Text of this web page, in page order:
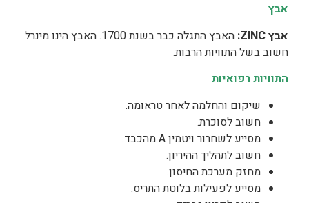
אבץ
אבץZINC
:
האבץ התגלה כבר בשנת 1700. האבץ הינו מינרל
חשוב בשל התוויות הרבות.
התוויות רפואיות
שיקום והחלמה לאחר טראומה.
חשוב לסוכרת.
מסייע לשחרור ויטמין A מהכבד.
חשוב לתהליך ההיריון.
מחזק מערכת החיסון.
מסייע לפעילות בלוטת התריס.